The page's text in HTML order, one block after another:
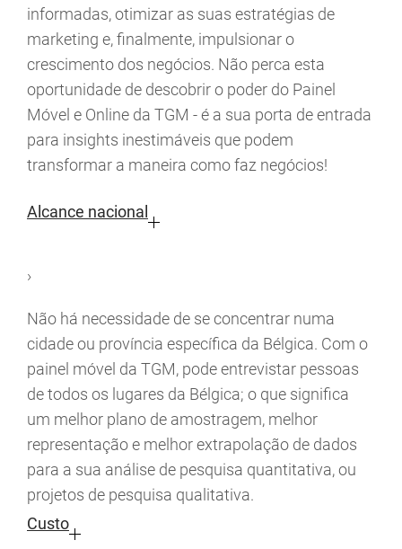
informadas, otimizar as suas estratégias de
marketing e, finalmente, impulsionar o
crescimento dos negócios. Não perca esta
oportunidade de descobrir o poder do Painel
Móvel e Online da TGM - é a sua porta de entrada
para insights inestimáveis que podem
transformar a maneira como faz negócios!
Alcance nacional
›
Não há necessidade de se concentrar numa
cidade ou província específica da Bélgica. Com o
painel móvel da TGM, pode entrevistar pessoas
de todos os lugares da Bélgica; o que significa
um melhor plano de amostragem, melhor
representação e melhor extrapolação de dados
para a sua análise de pesquisa quantitativa, ou
projetos de pesquisa qualitativa.
Custo